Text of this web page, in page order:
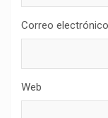
Correo electrónico
Web